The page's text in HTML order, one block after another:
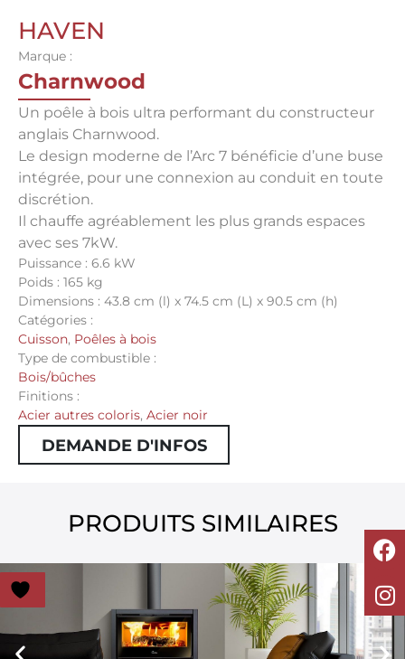
HAVEN
Marque :
Charnwood
Un poêle à bois ultra performant du constructeur
anglais Charnwood.
Le design moderne de l’Arc 7 bénéficie d’une buse
intégrée, pour une connexion au conduit en toute
discrétion.
Il chauffe agréablement les plus grands espaces
avec ses 7kW.
Puissance : 6.6 kW
Poids : 165 kg
Dimensions : 43.8 cm (l) x 74.5 cm (L) x 90.5 cm (h)
Catégories :
Cuisson, Poêles à bois
Type de combustible :
Bois/bûches
Finitions :
Acier autres coloris, Acier noir
DEMANDE D'INFOS
PRODUITS SIMILAIRES